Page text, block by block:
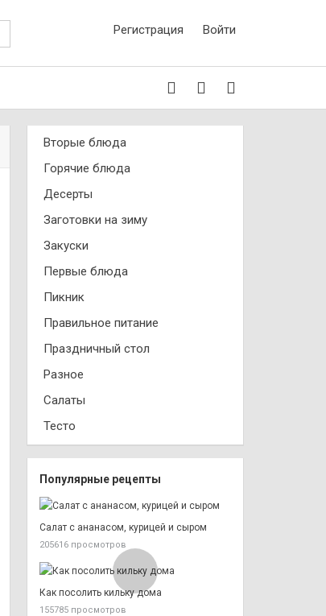
Регистрация Войти
Вторые блюда
Горячие блюда
Десерты
Заготовки на зиму
Закуски
Первые блюда
Пикник
Правильное питание
Праздничный стол
Разное
Салаты
Тесто
Популярные рецепты
Салат с ананасом, курицей и сыром
205616 просмотров
Как посолить кильку дома
155785 просмотров